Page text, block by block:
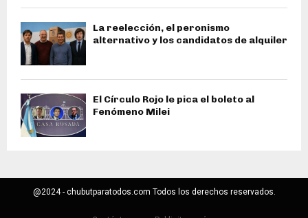
La reelección, el peronismo
alternativo y los candidatos de alquiler
El Círculo Rojo le pica el boleto al
Fenómeno Milei
@2024 - chubutparatodos.com Todos los derechos reservados.